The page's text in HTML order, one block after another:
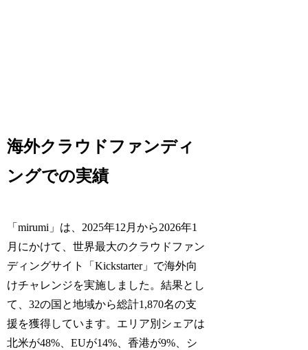
海外クラウドファンディ
ングでの実績
「mirumi」は、2025年12月から2026年1
月にかけて、世界最大のクラウドファン
ディングサイト「Kickstarter」で海外向
けチャレンジを実施しました。結果とし
て、32の国と地域から総計1,870名の支
援を獲得しています。エリア別シェアは
北米が48%、EUが14%、香港が9%、シ